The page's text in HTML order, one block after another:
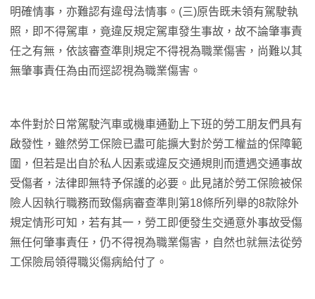
明確情事，亦難認有違母法情事。(三)原告既未領有駕駛執
照，即不得駕車，竟違反規定駕車發生事故，故不論肇事責
任之有無，依該審查準則規定不得視為職業傷害，尚難以其
無肇事責任為由而逕認視為職業傷害。
本件對於日常駕駛汽車或機車通勤上下班的勞工朋友們具有
啟發性，雖然勞工保險已盡可能擴大對於勞工權益的保障範
圍，但若是出自於私人因素或違反交通規則而遭遇交通事故
受傷者，法律即無特予保護的必要。此見諸於勞工保險被保
險人因執行職務而致傷病審查準則第18條所列舉的8款除外
規定情形可知，若有其一，勞工即便發生交通意外事故受傷
無任何肇事責任，仍不得視為職業傷害，自然也就無法從勞
工保險局領得職災傷病給付了。